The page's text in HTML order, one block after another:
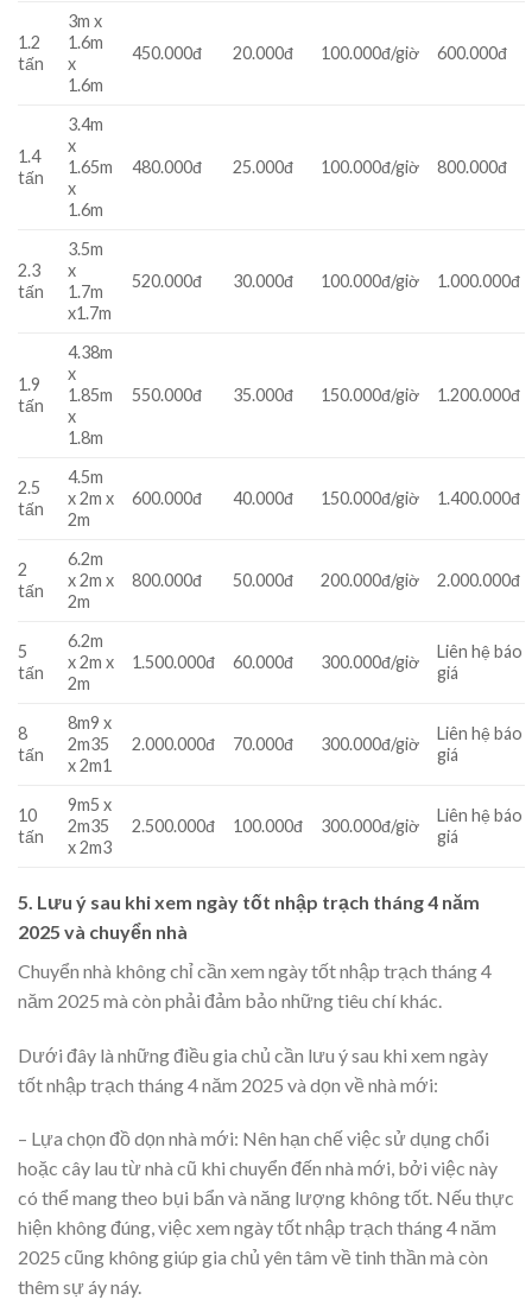
1.2
tấn
3m x
1.6m
x
1.6m
450.000đ 20.000đ 100.000đ/giờ 600.000đ
1.4
tấn
3.4m
x
1.65m
x
1.6m
480.000đ 25.000đ 100.000đ/giờ 800.000đ
2.3
tấn
3.5m
x
1.7m
x1.7m
520.000đ 30.000đ 100.000đ/giờ 1.000.000đ
1.9
tấn
4.38m
x
1.85m
x
1.8m
550.000đ 35.000đ 150.000đ/giờ 1.200.000đ
2.5
tấn
4.5m
x 2m x
2m
600.000đ 40.000đ 150.000đ/giờ 1.400.000đ
2
tấn
6.2m
x 2m x
2m
800.000đ 50.000đ 200.000đ/giờ 2.000.000đ
5
tấn
6.2m
x 2m x
2m
1.500.000đ 60.000đ 300.000đ/giờ
Liên hệ báo
giá
8
tấn
8m9 x
2m35
x 2m1
2.000.000đ 70.000đ 300.000đ/giờ
Liên hệ báo
giá
10
tấn
9m5 x
2m35
x 2m3
2.500.000đ 100.000đ 300.000đ/giờ
Liên hệ báo
giá
5. Lưu ý sau khi xem ngày tốt nhập trạch tháng 4 năm
2025 và chuyển nhà
Chuyển nhà không chỉ cần xem ngày tốt nhập trạch tháng 4
năm 2025 mà còn phải đảm bảo những tiêu chí khác.
Dưới đây là những điều gia chủ cần lưu ý sau khi xem ngày
tốt nhập trạch tháng 4 năm 2025 và dọn về nhà mới:
– Lựa chọn đồ dọn nhà mới: Nên hạn chế việc sử dụng chổi
hoặc cây lau từ nhà cũ khi chuyển đến nhà mới, bởi việc này
có thể mang theo bụi bẩn và năng lượng không tốt. Nếu thực
hiện không đúng, việc xem ngày tốt nhập trạch tháng 4 năm
2025 cũng không giúp gia chủ yên tâm về tinh thần mà còn
thêm sự áy náy.